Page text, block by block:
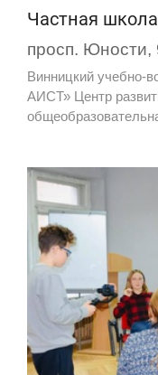
Частная
просп. Юности,
Винницкий учебно-
АИСТ» Центр